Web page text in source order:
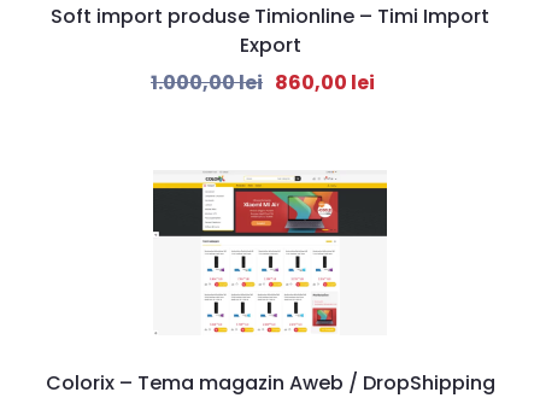
Soft import produse Timionline – Timi Import
Export
1.000,00lei 860,00 lei
Colorix – Tema magazin Aweb / DropShipping